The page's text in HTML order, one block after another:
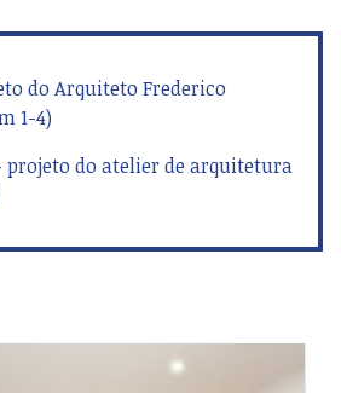
Tradition: uma nova
contemporânea
residencial promovido pela
representa um investimento superior